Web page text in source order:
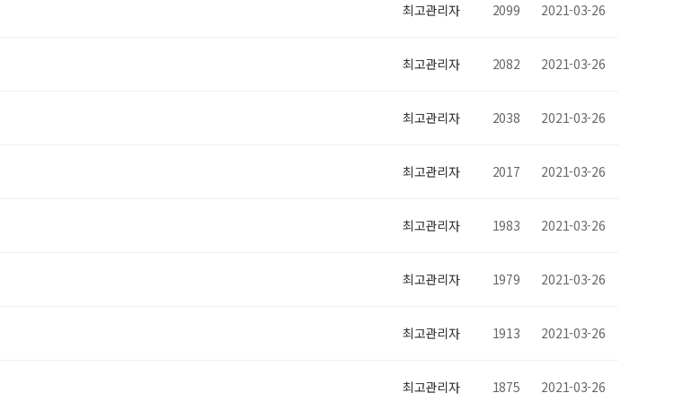
최고관리자 2099 2021-03-26
최고관리자 2082 2021-03-26
최고관리자 2038 2021-03-26
최고관리자 2017 2021-03-26
최고관리자 1983 2021-03-26
최고관리자 1979 2021-03-26
최고관리자 1913 2021-03-26
최고관리자 1875 2021-03-26